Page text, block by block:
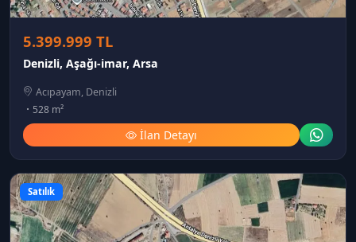
5.399.999 TL
Denizli, Aşağı-imar, Arsa
Acıpayam, Denizli
528 m²
İlan Detayı
Satılık